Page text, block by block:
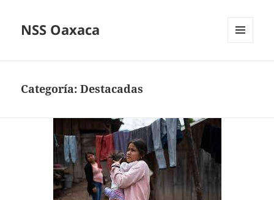
NSS Oaxaca
Categoría:Destacadas